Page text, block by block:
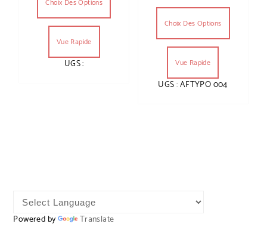
Choix Des Options
Vue Rapide
UGS :
Choix Des Options
Ce
Vue Rapide
UGS : AFTYPO 004
Powered by Translate